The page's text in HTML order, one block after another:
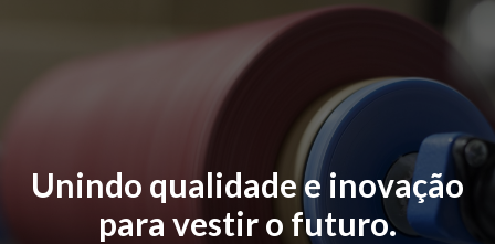
Unindo qualidade e inovação
para vestir o futuro.